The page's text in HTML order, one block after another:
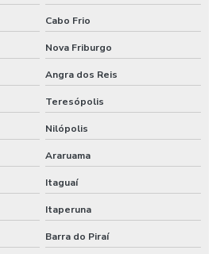
Cabo Frio
Nova Friburgo
Angra dos Reis
Teresópolis
Nilópolis
Araruama
Itaguaí
Itaperuna
Barra do Piraí